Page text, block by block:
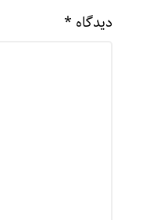
دیدگاه *